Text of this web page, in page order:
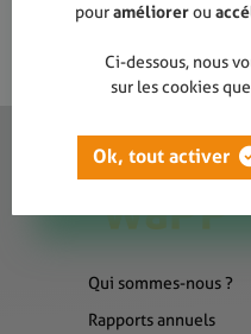
Qui sommes-nous ?
Rapports annuels
pouraméliorerou
Ci-dessous, nous
sur les cookies
Ok, tout activer